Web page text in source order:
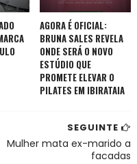
AGORA É OFICIAL:
BRUNA SALES REVELA
ONDE SERÁ O NOVO
ESTÚDIO QUE
PROMETE ELEVAR O
PILATES EM IBIRATAIA
SEGUINTE
Mulher mata ex-marido a
facadas